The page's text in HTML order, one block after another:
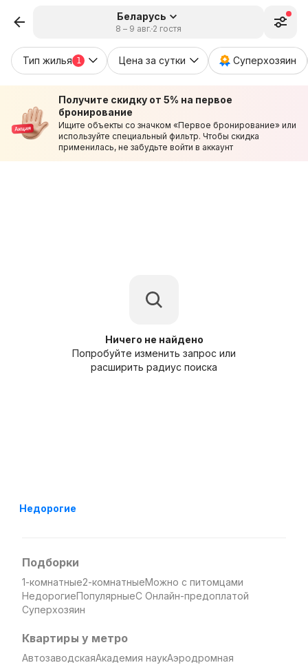
Беларусь
8 – 9 авг. 2 гостя
Тип жилья 1 Цена за сутки Суперхозяин
Получите скидку от 5% на первое
бронирование
Ищите объекты со значком «Первое бронирование» или
используйте специальный фильтр. Чтобы скидка
применилась, не забудьте войти в аккаунт
Ничего не найдено
Попробуйте изменить запрос или
расширить радиус поиска
Недорогие
Подборки
1-комнатные2-комнатныеМожно с питомцами
НедорогиеПопулярныеС Онлайн-предоплатой
Суперхозяин
Квартиры у метро
АвтозаводскаяАкадемия наукАэродромная